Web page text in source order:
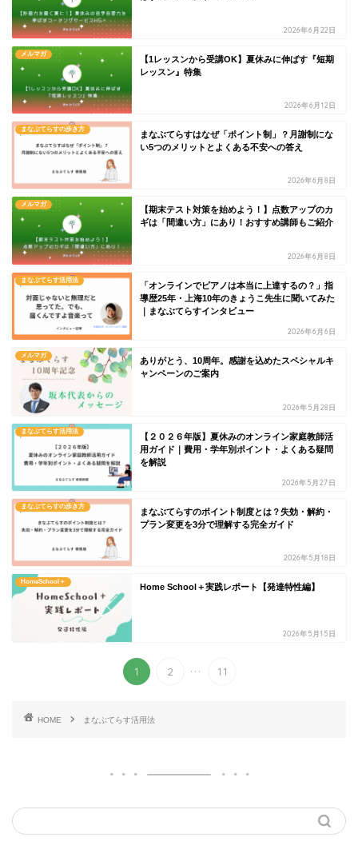
2026年6月22日
メルマガ
【1レッスンから受講OK】夏休みに伸ばす『短期
レッスン』特集
2026年6月12日
まなぶてらすの歩き方
まなぶてらすはなぜ「ポイント制」？月謝制にな
い5つのメリットとよくある不安への答え
2026年6月8日
メルマガ
【期末テスト対策を始めよう！】点数アップのカ
ギは「間違い方」にあり！おすすめ講師もご紹介
2026年6月8日
まなぶてらす活用法
「オンラインでピアノは本当に上達するの？」指
導歴25年・上海10年のきょうこ先生に聞いてみた
｜まなぶてらすインタビュー
2026年6月6日
メルマガ
ありがとう、10周年。感謝を込めたスペシャルキ
ャンペーンのご案内
2026年5月28日
まなぶてらす活用法
【２０２６年版】夏休みのオンライン家庭教師活
用ガイド｜費用・学年別ポイント・よくある疑問
を解説
2026年5月27日
まなぶてらすの歩き方
まなぶてらすのポイント制度とは？失効・解約・
プラン変更を3分で理解する完全ガイド
2026年5月18日
HomeSchool＋
Home School＋実践レポート【発達特性編】
2026年5月15日
1 2 ... 11
HOME まなぶてらす活用法